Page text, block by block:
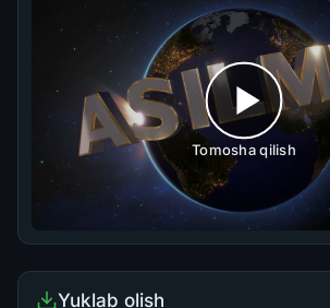
Tomosha qilish
Yuklab olish